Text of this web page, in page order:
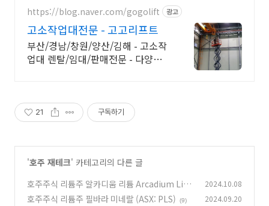
https://blog.naver.com/gogolift 광고
고소작업대전문 - 고고리프트
부산/경남/창원/양산/김해 - 고소작
업대 렌탈/임대/판매전문 - 다양한
21 구독하기
'호주 재테크' 카테고리의 다른 글
호주주식 리튬주 알카디움 리튬 Arcadium Lith
ium (ASX: LTM)
(36)
2024.10.08
호주주식 리튬주 필바라 미네랄 (ASX: PLS) (9) 2024.09.20